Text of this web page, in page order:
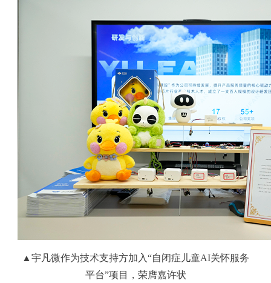
▲宇凡微作为技术支持方加入“自闭症儿童AI关怀服务
平台”项目，荣膺嘉许状